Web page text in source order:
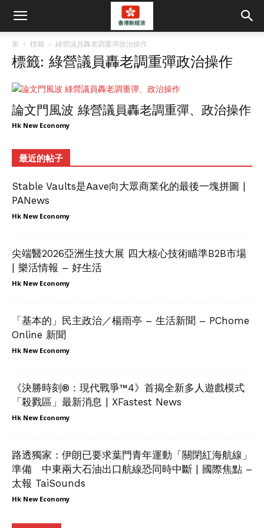
家 標籤 綠營議員轟老調重彈政治操作
標籤: 綠營議員轟老調重彈政治操作
論文門風波 綠營議員轟老調重彈、政治操作
Hk New Economy
最近的帖子
Stable Vaults是Aave向大眾商業化的最後一塊拼圖 |
PANews
Hk New Economy
尖端醫2026亞洲生技大展 四大核心技術瞄準B2B市場
| 樂活情報 – 好生活
Hk New Economy
「基本的」民主政治／楊雨亭 – 生活新聞 – PChome
Online 新聞
Hk New Economy
《決勝時刻®：現代戰爭™4》首揭全新多人遊戲模式
「殺戮區」最新消息 | XFastest News
Hk New Economy
路透獨家：伊朗已要求葉門青年運動「關閉紅海航線」
準備 中東兩大石油出口航線恐同時中斷 | 國際焦點 –
太報 TaiSounds
Hk New Economy